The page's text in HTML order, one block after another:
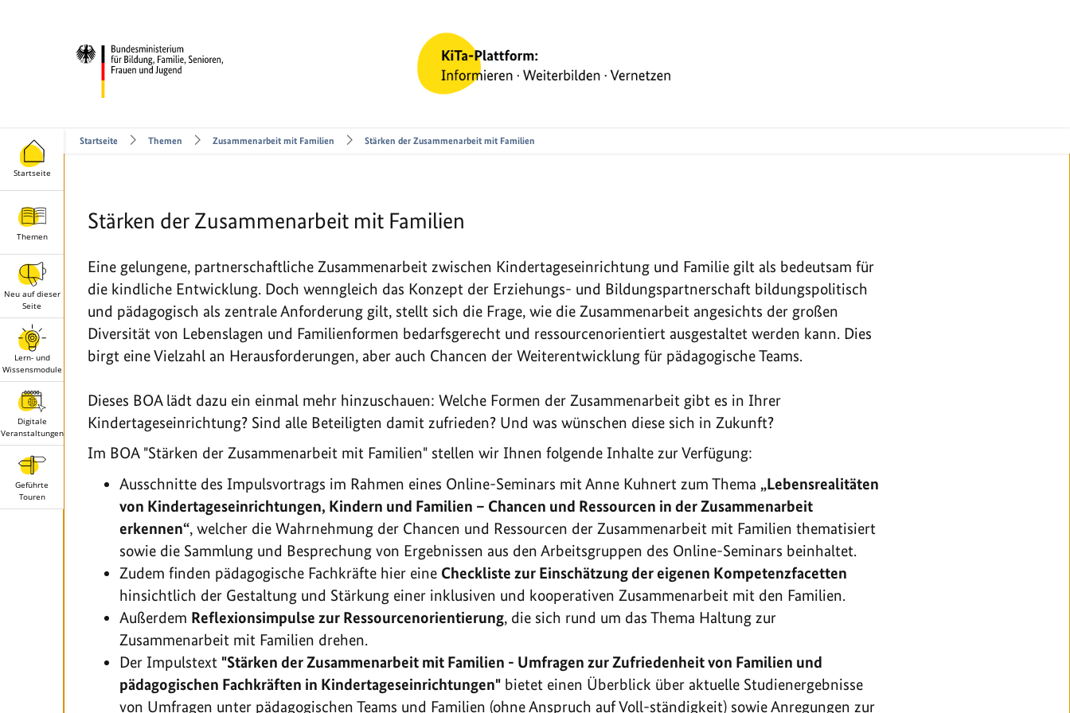
Startseite
Themen
Neu auf dieser
Seite
Lern- und
Wissensmodule
Digitale
Veranstaltungen
Geführte
Touren
Startseite Themen Zusammen­arbeit mit Familien Stärken der Zusammenarbeit mit Familien
Stärken der Zusammenarbeit mit Familien
Eine gelungene, partnerschaftliche Zusammenarbeit zwischen Kindertageseinrichtung und Familie gilt als bedeutsam für
die kindliche Entwicklung. Doch wenngleich das Konzept der Erziehungs- und Bildungspartnerschaft bildungspolitisch
und pädagogisch als zentrale Anforderung gilt, stellt sich die Frage, wie die Zusammenarbeit angesichts der großen
Diversität von Lebenslagen und Familienformen bedarfsgerecht und ressourcenorientiert ausgestaltet werden kann. Dies
birgt eine Vielzahl an Herausforderungen, aber auch Chancen der Weiterentwicklung für pädagogische Teams.
Dieses BOA lädt dazu ein einmal mehr hinzuschauen: Welche Formen der Zusammenarbeit gibt es in Ihrer
Kindertageseinrichtung? Sind alle Beteiligten damit zufrieden? Und was wünschen diese sich in Zukunft?
Im BOA "Stärken der Zusammenarbeit mit Familien" stellen wir Ihnen folgende Inhalte zur Verfügung:
Ausschnitte des Impulsvortrags im Rahmen eines Online-Seminars mit Anne Kuhnert zum Thema „Lebensrealitäten
von Kindertageseinrichtungen, Kindern und Familien – Chancen und Ressourcen in der Zusammenarbeit
erkennen“, welcher die Wahrnehmung der Chancen und Ressourcen der Zusammenarbeit mit Familien thematisiert
sowie die Sammlung und Besprechung von Ergebnissen aus den Arbeitsgruppen des Online-Seminars beinhaltet.
Zudem finden pädagogische Fachkräfte hier eine Checkliste zur Einschätzung der eigenen Kompetenzfacetten
hinsichtlich der Gestaltung und Stärkung einer inklusiven und kooperativen Zusammenarbeit mit den Familien.
Außerdem Reflexionsimpulse zur Ressourcenorientierung, die sich rund um das Thema Haltung zur
Zusammenarbeit mit Familien drehen.
Der Impulstext "Stärken der Zusammenarbeit mit Familien - Umfragen zur Zufriedenheit von Familien und
pädagogischen Fachkräften in Kindertageseinrichtungen" bietet einen Überblick über aktuelle Studienergebnisse
von Umfragen unter pädagogischen Teams und Familien (ohne Anspruch auf Voll-ständigkeit) sowie Anregungen zur